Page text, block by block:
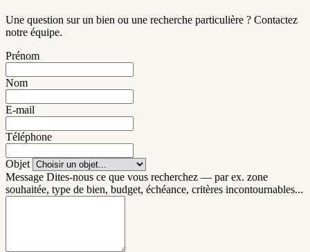
Une question sur un bien ou une recherche particulière ? Contactez
notre équipe.
Prénom
Nom
E-mail
Téléphone
Objet
Message Dites-nous ce que vous recherchez — par ex. zone
souhaitée, type de bien, budget, échéance, critères incontournables...